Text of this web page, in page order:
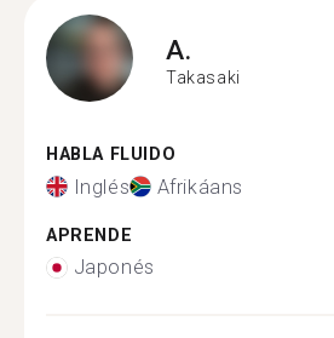
A.
Takasaki
HABLA FLUIDO
Inglés Afrikáans
APRENDE
Japonés